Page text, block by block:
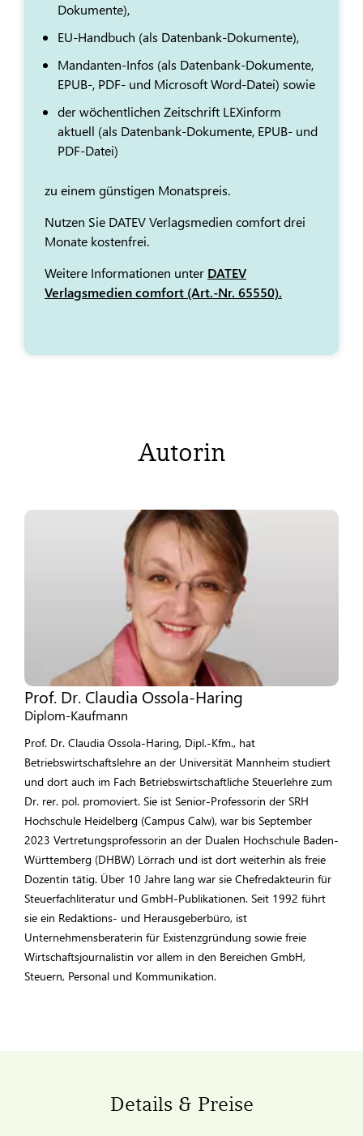
Dokumente),
EU-Handbuch (als Datenbank-Dokumente),
Mandanten-Infos (als Datenbank-Dokumente,
EPUB-, PDF- und Microsoft Word-Datei) sowie
der wöchentlichen Zeitschrift LEXinform
aktuell (als Datenbank-Dokumente, EPUB- und
PDF-Datei)
zu einem günstigen Monatspreis.
Nutzen Sie DATEV Verlagsmedien comfort drei
Monate kostenfrei.
Weitere Informationen unter DATEV
Verlagsmedien comfort (Art.-Nr. 65550).
Autorin
Prof. Dr. Claudia Ossola-Haring
Diplom-Kaufmann
Prof. Dr. Claudia Ossola-Haring, Dipl.-Kfm., hat
Betriebswirtschaftslehre an der Universität Mannheim studiert
und dort auch im Fach Betriebswirtschaftliche Steuerlehre zum
Dr. rer. pol. promoviert. Sie ist Senior-Professorin der SRH
Hochschule Heidelberg (Campus Calw), war bis September
2023 Vertretungsprofessorin an der Dualen Hochschule Baden-
Württemberg (DHBW) Lörrach und ist dort weiterhin als freie
Dozentin tätig. Über 10 Jahre lang war sie Chefredakteurin für
Steuerfachliteratur und GmbH-Publikationen. Seit 1992 führt
sie ein Redaktions- und Herausgeberbüro, ist
Unternehmensberaterin für Existenzgründung sowie freie
Wirtschaftsjournalistin vor allem in den Bereichen GmbH,
Steuern, Personal und Kommunikation.
Details & Preise